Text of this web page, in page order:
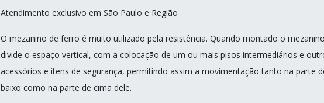
Atendimento exclusivo em São Paulo e Região
O mezanino de ferro é muito utilizado pela resistência. Quando montado o mezanino
divide o espaço vertical, com a colocação de um ou mais pisos intermediários e
acessórios e itens de segurança, permitindo assim a movimentação tanto na parte
baixo como na parte de cima dele.